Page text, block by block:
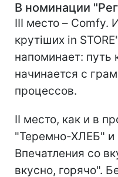
В номинации
III место – Comfy.
крутіших in
напоминает: путь
начинается с
процессов.
II место, как и в
"Теремно-ХЛЕБ" и
Впечатления со
вкусно, горячо".